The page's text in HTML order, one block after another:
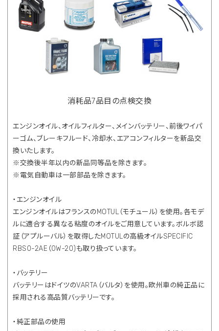
消耗品7品目の点検交換
エンジンオイル、オイルフィルター、メインバッテリー、前後ワイパ
ーゴム、ブレーキフルード、冷却水、エアコンフィルターを新品交
換いたします。
※交換後半年以内の新品同等品を除きます。
※電気自動車は一部部品を除きます。
・エンジンオイル
エンジンオイルはフランスのMOTUL（モチュール）を使用。各モデ
ルに適合する異なる粘度のオイルをご用意しています。ボルボ認
証（アプルーバル）を取得したMOTULの高級オイルSPECIFIC
RBS0-2AE（0W-20)も取り扱っています。
・バッテリー
バッテリーはドイツのVARTA（バルタ）を使用。欧州車の純正品に
採用される高品質バッテリーです。
・純正部品の使用